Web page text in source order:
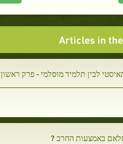
Articles in
לבין תלמיד מוסלמי - פרק ראשון
באמצעות החרב ?